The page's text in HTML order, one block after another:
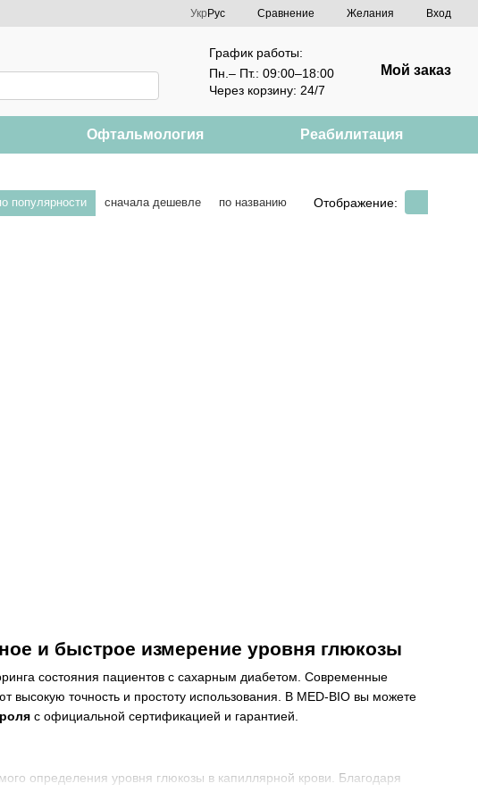
Укр Рус Сравнение Желания Вход
График работы:
Пн.– Пт.: 09:00–18:00
Через корзину: 24/7
Мой заказ
Офтальмология Реабилитация
популярности сначала дешевле по названию Отображение:
и быстрое измерение уровня глюкозы
состояния пациентов с сахарным диабетом. Современные
высокую точность и простоту использования. В MED-BIO вы можете
с официальной сертификацией и гарантией.
определения уровня глюкозы в капиллярной крови. Благодаря